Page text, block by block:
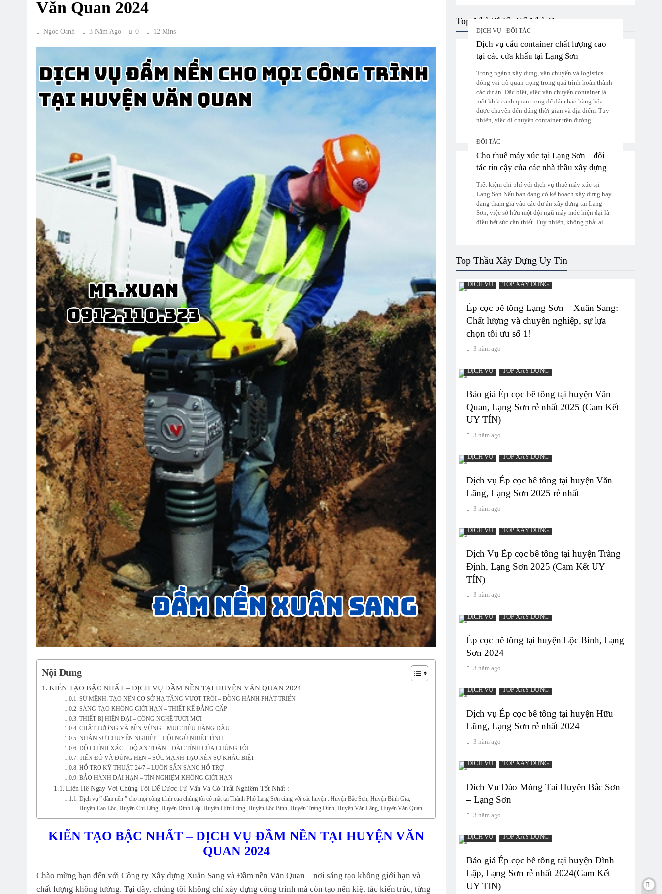
Văn Quan 2024
Ngọc Oanh 3 Năm Ago 0 12 Mins
Nội Dung
KIẾN TẠO BẬC NHẤT – DỊCH VỤ ĐẦM NỀN TẠI HUYỆN VĂN QUAN 2024
SỨ MỆNH: TẠO NÊN CƠ SỞ HẠ TẦNG VƯỢT TRỘI – ĐỒNG HÀNH PHÁT TRIỂN
SÁNG TẠO KHÔNG GIỚI HẠN – THIẾT KẾ ĐẲNG CẤP
THIẾT BỊ HIỆN ĐẠI – CÔNG NGHỆ TƯƠI MỚI
CHẤT LƯỢNG VÀ BỀN VỮNG – MỤC TIÊU HÀNG ĐẦU
NHÂN SỰ CHUYÊN NGHIỆP – ĐỘI NGŨ NHIỆT TÌNH
ĐỘ CHÍNH XÁC – ĐỘ AN TOÀN – ĐẶC TÍNH CỦA CHÚNG TÔI
TIẾN ĐỘ VÀ ĐÚNG HẸN – SỨC MẠNH TẠO NÊN SỰ KHÁC BIỆT
HỖ TRỢ KỸ THUẬT 24/7 – LUÔN SẴN SÀNG HỖ TRỢ
BẢO HÀNH DÀI HẠN – TÍN NGHIỆM KHÔNG GIỚI HẠN
Liên Hệ Ngay Với Chúng Tôi Để Được Tư Vấn Và Có Trải Nghiệm Tốt Nhất :
Dịch vụ ” đầm nền ” cho mọi công trình của chúng tôi có mặt tại Thành Phố Lạng Sơn cùng với các huyện : Huyện Bắc Sơn, Huyện Bình Gia,
Huyện Cao Lộc, Huyện Chi Lăng, Huyện Đình Lập, Huyện Hữu Lũng, Huyện Lộc Bình, Huyện Tràng Định, Huyện Văn Lãng, Huyện Văn Quan.
KIẾN TẠO BẬC NHẤT – DỊCH VỤ ĐẦM NỀN TẠI HUYỆN VĂN
QUAN 2024
Chào mừng bạn đến với Công ty Xây dựng Xuân Sang và Đầm nền Văn Quan – nơi sáng tạo không giới hạn và
chất lượng không tưởng. Tại đây, chúng tôi không chỉ xây dựng công trình mà còn tạo nên kiệt tác kiến trúc, từng
Top Nhà Thiết Kế Nhà Đẹp
DỊCH VỤ ĐỐI TÁC
Dịch vụ cẩu container chất lượng cao
tại các cửa khẩu tại Lạng Sơn
Trong ngành xây dựng, vận chuyển và logistics
đóng vai trò quan trọng trong quá trình hoàn thành
các dự án. Đặc biệt, việc vận chuyển container là
một khía cạnh quan trọng để đảm bảo hàng hóa
được chuyển đến đúng thời gian và địa điểm. Tuy
nhiên, việc di chuyển container trên đường…
ĐỐI TÁC
Cho thuê máy xúc tại Lạng Sơn – đối
tác tin cậy của các nhà thầu xây dựng
Tiết kiệm chi phí với dịch vụ thuê máy xúc tại
Lạng Sơn Nếu bạn đang có kế hoạch xây dựng hay
đang tham gia vào các dự án xây dựng tại Lạng
Sơn, việc sở hữu một đội ngũ máy móc hiện đại là
điều hết sức cần thiết. Tuy nhiên, không phải ai…
Top Thầu Xây Dựng Uy Tín
DỊCH VỤ TOP XÂY DỰNG
Ép cọc bê tông Lạng Sơn – Xuân Sang:
Chất lượng và chuyên nghiệp, sự lựa
chọn tối ưu số 1!
3 năm ago
DỊCH VỤ TOP XÂY DỰNG
Báo giá Ép cọc bê tông tại huyện Văn
Quan, Lạng Sơn rẻ nhất 2025 (Cam Kết
UY TÍN)
3 năm ago
DỊCH VỤ TOP XÂY DỰNG
Dịch vụ Ép cọc bê tông tại huyện Văn
Lãng, Lạng Sơn 2025 rẻ nhất
3 năm ago
DỊCH VỤ TOP XÂY DỰNG
Dịch Vụ Ép cọc bê tông tại huyện Tràng
Định, Lạng Sơn 2025 (Cam Kết UY
TÍN)
3 năm ago
DỊCH VỤ TOP XÂY DỰNG
Ép cọc bê tông tại huyện Lộc Bình, Lạng
Sơn 2024
3 năm ago
DỊCH VỤ TOP XÂY DỰNG
Dịch vụ Ép cọc bê tông tại huyện Hữu
Lũng, Lạng Sơn rẻ nhất 2024
3 năm ago
DỊCH VỤ TOP XÂY DỰNG
Dịch Vụ Đào Móng Tại Huyện Bắc Sơn
– Lạng Sơn
3 năm ago
DỊCH VỤ TOP XÂY DỰNG
Báo giá Ép cọc bê tông tại huyện Đình
Lập, Lạng Sơn rẻ nhất 2024(Cam Kết
UY TIN)